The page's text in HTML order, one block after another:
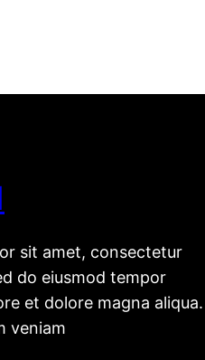
sit amet, consectetur
do eiusmod tempor
et dolore magna aliqua.
veniam